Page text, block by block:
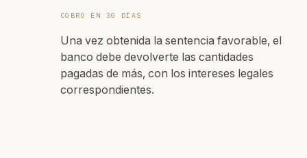
COBRO EN 30 DÍAS
Una vez obtenida la sentencia favorable, el
banco debe devolverte las cantidades
pagadas de más, con los intereses legales
correspondientes.